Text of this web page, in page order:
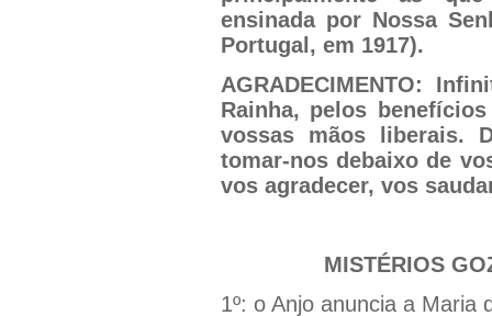
ensinada por Nossa
Portugal, em 1917).
AGRADECIMENTO:
Rainha, pelos
vossas mãos liberais.
tomar-nos debaixo de
vos agradecer, vos
MISTÉRIOS
1º: o Anjo anuncia a Maria